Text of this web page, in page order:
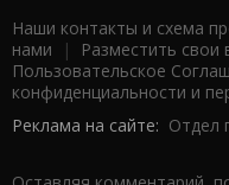
Наши контакты и схема
нами | Разместить
Пользовательское
конфиденциальности и
Реклама на сайте: Отдел